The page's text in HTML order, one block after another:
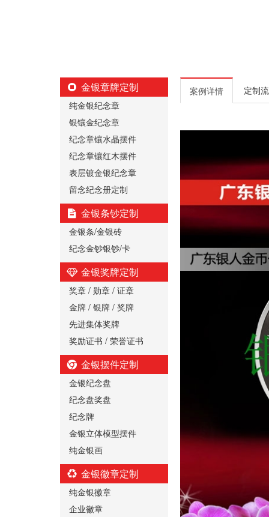
金银章牌定制
纯金银纪念章
银镶金纪念章
纪念章镶水晶摆件
纪念章镶红木摆件
表层镀金银纪念章
留念纪念册定制
金银条钞定制
金银条/金银砖
纪念金钞银钞/卡
金银奖牌定制
奖章 / 勋章 / 证章
金牌 / 银牌 / 奖牌
先进集体奖牌
奖励证书 / 荣誉证书
金银摆件定制
金银纪念盘
纪念盘奖盘
纪念牌
金银立体模型摆件
纯金银画
金银徽章定制
纯金银徽章
企业徽章
案例详情 定制